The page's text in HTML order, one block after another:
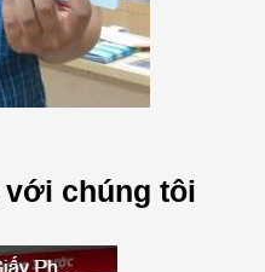
với chúng tôi